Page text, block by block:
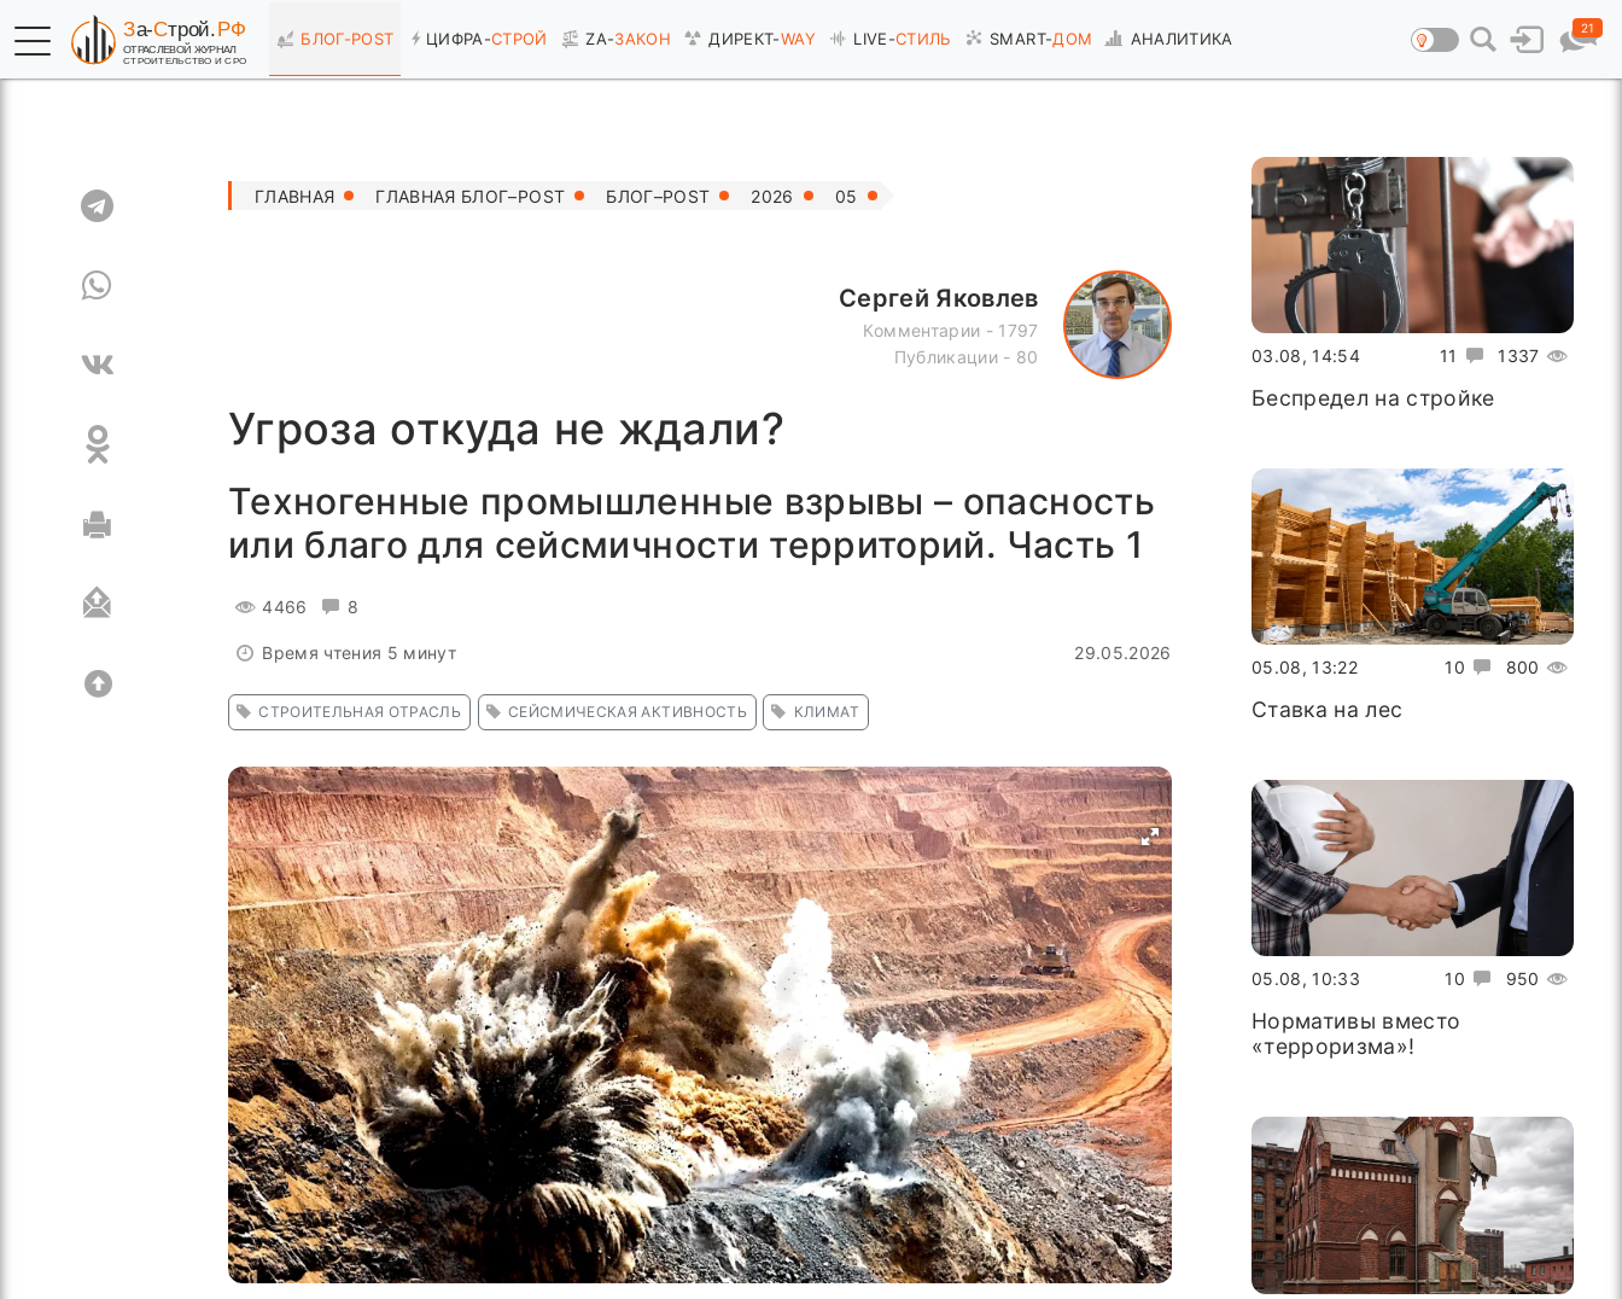
БЛОГ-POST ЦИФРА-СТРОЙ ZA-ЗАКОН ДИРЕКТ-WAY LIVE-СТИЛЬ SMART-ДОМ АНАЛИТИКА
21
ГЛАВНАЯ ГЛАВНАЯ БЛОГ–POST БЛОГ–POST 2026 05
Сергей Яковлев
Комментарии - 1797
Публикации - 80
Угроза откуда не ждали?
Техногенные промышленные взрывы – опасность
или благо для сейсмичности территорий. Часть 1
4466 8
Время чтения 5 минут 29.05.2026
СТРОИТЕЛЬНАЯ ОТРАСЛЬ СЕЙСМИЧЕСКАЯ АКТИВНОСТЬ КЛИМАТ
11 1337
03.08, 14:54
Беспредел на стройке
10 800
05.08, 13:22
Ставка на лес
10 950
05.08, 10:33
Нормативы вместо
«терроризма»!